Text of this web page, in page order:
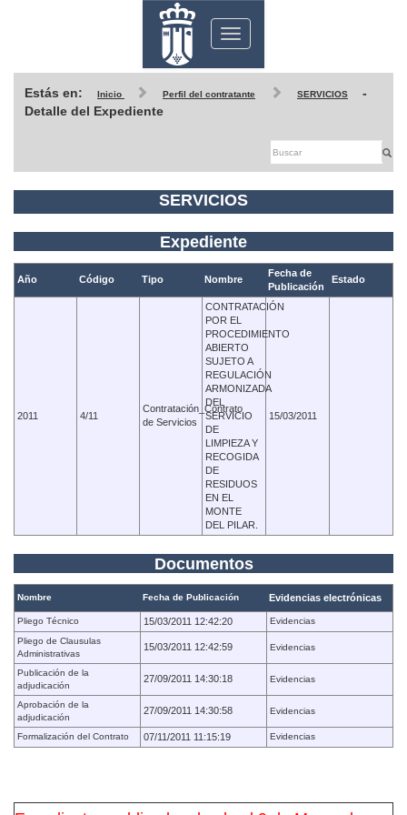
Toggle
navigation
Estás en: Inicio Perfil del contratante SERVICIOS
-
Detalle del Expediente
SERVICIOS
Expediente
Año Código Tipo Nombre
Fecha de
Publicación
Estado
2011 4/11
Contratación_Contrato
de Servicios
CONTRATACIÓN
POR EL
PROCEDIMIENTO
ABIERTO
SUJETO A
REGULACIÓN
ARMONIZADA
DEL
SERVICIO
DE
LIMPIEZA Y
RECOGIDA
DE
RESIDUOS
EN EL
MONTE
DEL PILAR.
15/03/2011
Documentos
Nombre Fecha de Publicación Evidencias electrónicas
Pliego Técnico 15/03/2011 12:42:20
Evidencias
Pliego de Clausulas
Administrativas
15/03/2011 12:42:59 Evidencias
Publicación de la
adjudicación
27/09/2011 14:30:18 Evidencias
Aprobación de la
adjudicación
27/09/2011 14:30:58 Evidencias
Formalización del Contrato 07/11/2011 11:15:19 Evidencias